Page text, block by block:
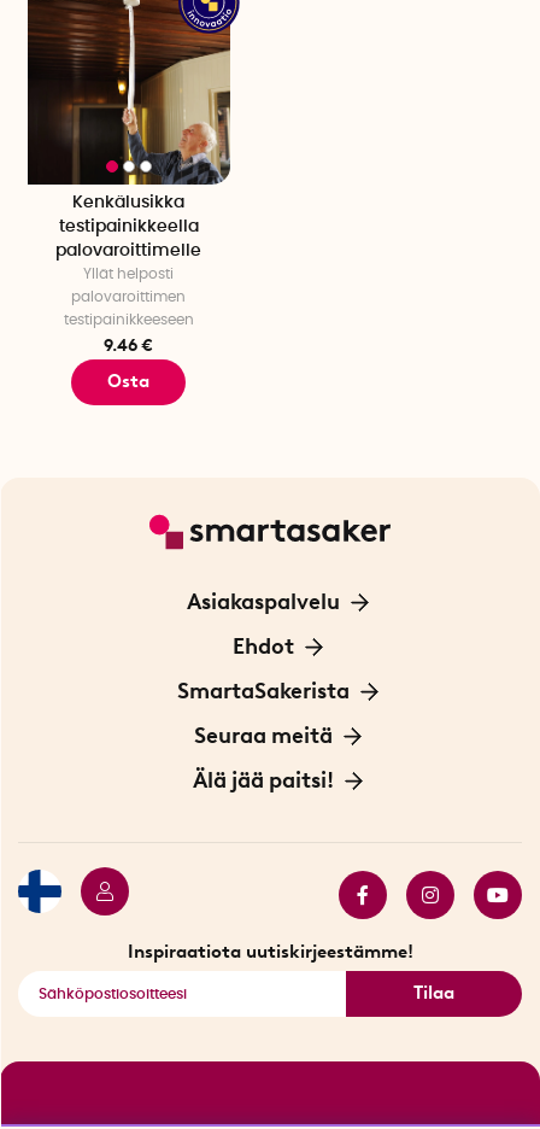
Kenkälusikka
testipainikkeella
palovaroittimelle
Yllät helposti
palovaroittimen
testipainikkeeseen
9.46 €
Osta
Asiakaspalvelu
Ota yhteyttä
Ehdot
Tietoa evästeistä
Yksityisyydensuoja
Sopimusehdot
SmartaSakerista
Meistä
Myymälä Tukholmassa
Seuraa meitä
Innovaattoriblogi
Älä jää paitsi!
Inspiraatiota uutiskirjeestämme!
Tilaa